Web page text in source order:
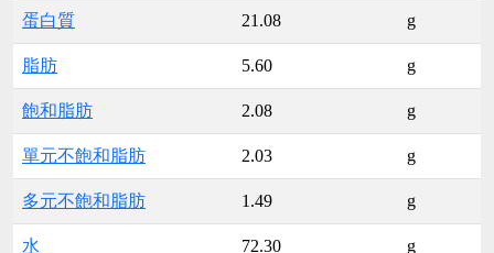
蛋白質 21.08 g
脂肪 5.60 g
飽和脂肪 2.08 g
單元不飽和脂肪 2.03 g
多元不飽和脂肪 1.49 g
水 72.30 g